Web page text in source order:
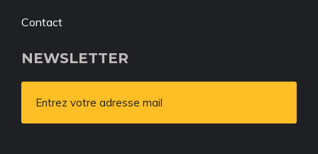
Contact
NEWSLETTER
Entrez votre adresse mail